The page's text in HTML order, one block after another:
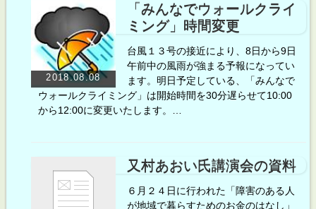
2018.08.08
「みんなでウォールクライ
ミング」時間変更
台風１３号の接近により、8日から9日
午前中の風雨が強まる予報になってい
ます。明日予定している、「みんなで
ウォールクライミング」は開始時間を30分遅らせて10:00
から12:00に変更いたします。…
又村あおい氏講演会の資料
６月２４日に行われた「障害のある人
が地域で暮らすためのお金のはなし」